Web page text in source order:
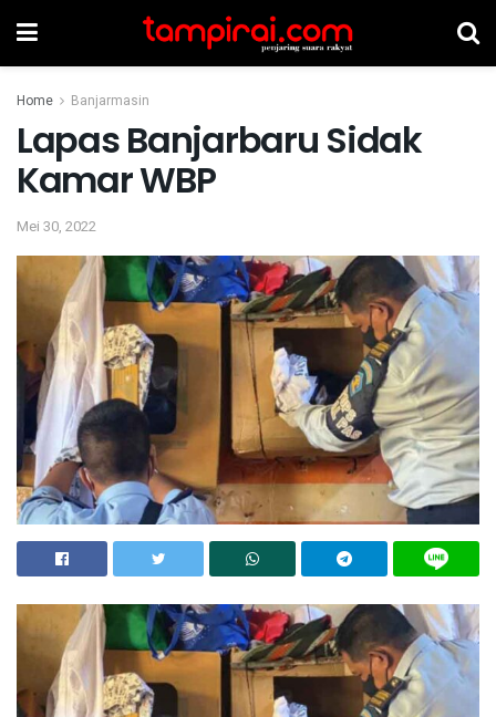
Home Banjarmasin
Lapas Banjarbaru Sidak
Kamar WBP
Mei 30, 2022